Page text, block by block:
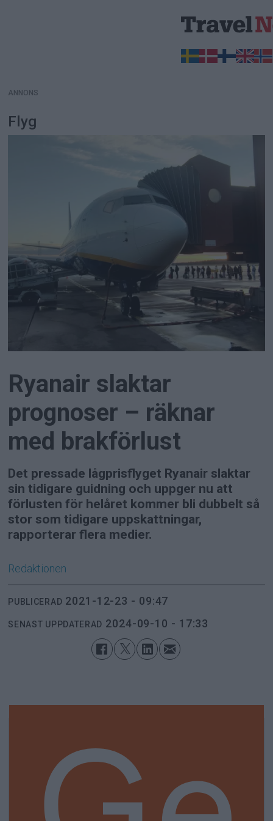
ANNONS
Flyg
Ryanair slaktar
prognoser – räknar
med brakförlust
Det pressade lågprisflyget Ryanair slaktar
sin tidigare guidning och uppger nu att
förlusten för helåret kommer bli dubbelt så
stor som tidigare uppskattningar,
rapporterar flera medier.
Redaktionen
PUBLICERAD 2021-12-23 - 09:47
SENAST UPPDATERAD 2024-09-10 - 17:33